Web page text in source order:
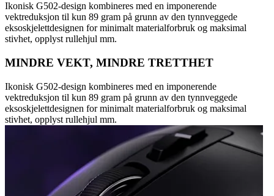
Ikonisk G502-design kombineres med en imponerende
vektreduksjon til kun 89 gram på grunn av den tynnveggede
eksoskjelettdesignen for minimalt materialforbruk og maksimal
stivhet, opplyst rullehjul mm.
MINDRE VEKT, MINDRE TRETTHET
Ikonisk G502-design kombineres med en imponerende
vektreduksjon til kun 89 gram på grunn av den tynnveggede
eksoskjelettdesignen for minimalt materialforbruk og maksimal
stivhet, opplyst rullehjul mm.